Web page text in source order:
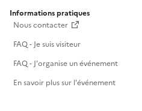
Informations pratiques
Nous contacter
FAQ - Je suis visiteur
FAQ - J'organise un événement
En savoir plus sur l'événement